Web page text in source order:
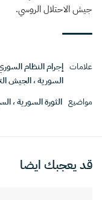
جيش الاحتلال الروسي.
علامات إجرام النظام
السورية،الجيش
مواضيع الثورة السورية،
قد يعجبك ايضا